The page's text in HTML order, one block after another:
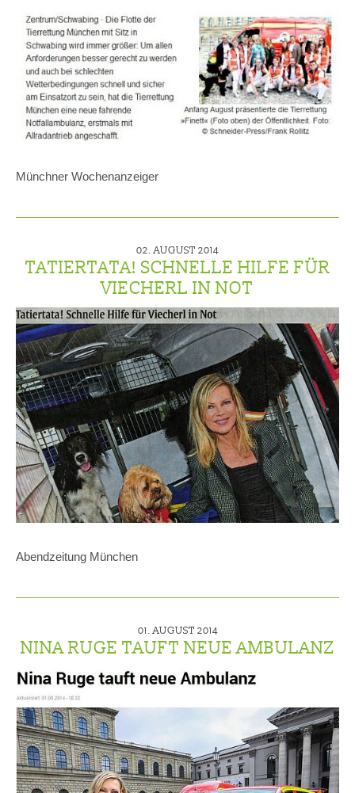
Münchner Wochenanzeiger
02. AUGUST 2014
TATIERTATA! SCHNELLE HILFE FÜR
VIECHERL IN NOT
Abendzeitung München
01. AUGUST 2014
NINA RUGE TAUFT NEUE AMBULANZ